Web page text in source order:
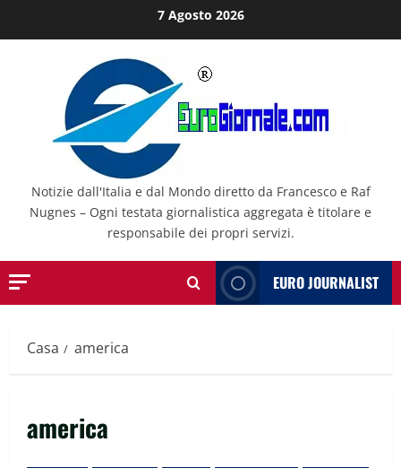
al
7 Agosto 2026
Notizie dall'Italia e dal Mondo diretto da Francesco e Raf
Nugnes – Ogni testata giornalistica aggregata è titolare e
responsabile dei propri servizi.
EURO JOURNALIST
Casa america
america